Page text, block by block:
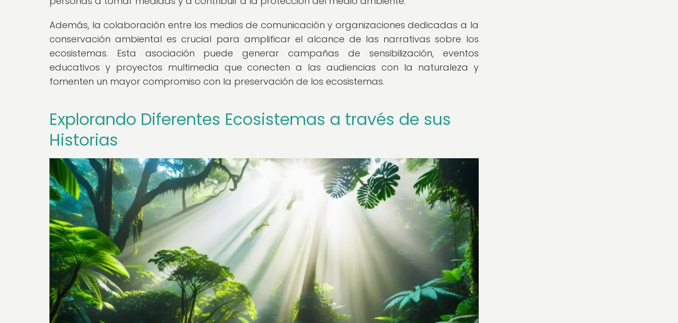
Además, la colaboración entre los medios de comunicación y organizaciones dedicadas a la
conservación ambiental es crucial para amplificar el alcance de las narrativas sobre los
ecosistemas. Esta asociación puede generar campañas de sensibilización, eventos
educativos y proyectos multimedia que conecten a las audiencias con la naturaleza y
fomenten un mayor compromiso con la preservación de los ecosistemas.
Explorando Diferentes Ecosistemas a través de sus
Historias